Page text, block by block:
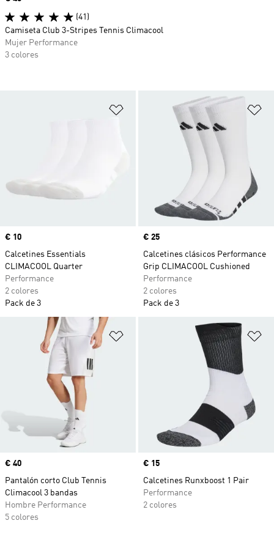
Añadir a la lista de deseos
Precio
€ 10
Calcetines Essentials
CLIMACOOL Quarter
Performance
2 colores
Pack de 3
Precio
€ 25
Calcetines clásicos Performance
Grip CLIMACOOL Cushioned
Performance
2 colores
Pack de 3
Añadir a la lista de deseos
Precio
€ 40
Pantalón corto Club Tennis
Climacool 3 bandas
Hombre Performance
5 colores
Precio
€ 15
Calcetines Runxboost 1 Pair
Performance
2 colores
(41)
Camiseta Club 3-Stripes Tennis Climacool
Mujer Performance
3 colores